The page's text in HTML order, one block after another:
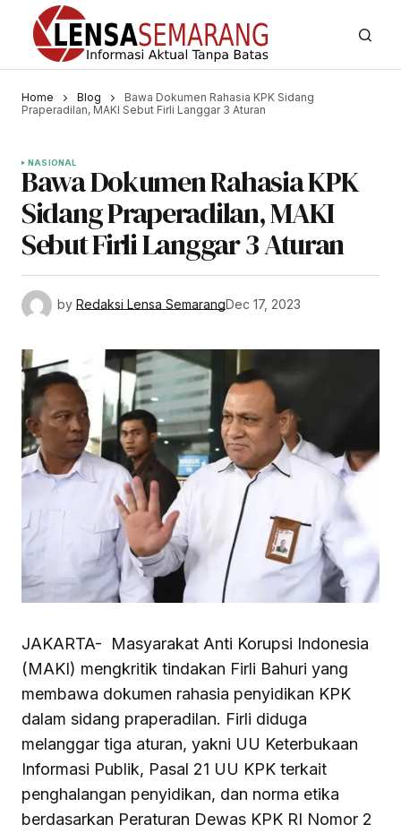
Home Blog
Bawa Dokumen Rahasia KPK Sidang
Praperadilan, MAKI Sebut Firli Langgar 3 Aturan
NASIONAL
Bawa Dokumen Rahasia KPK
Sidang Praperadilan, MAKI
Sebut Firli Langgar 3 Aturan
by Redaksi Lensa SemarangDec 17, 2023
JAKARTA- Masyarakat Anti Korupsi Indonesia
(MAKI) mengkritik tindakan Firli Bahuri yang
membawa dokumen rahasia penyidikan KPK
dalam sidang praperadilan. Firli diduga
melanggar tiga aturan, yakni UU Keterbukaan
Informasi Publik, Pasal 21 UU KPK terkait
penghalangan penyidikan, dan norma etika
berdasarkan Peraturan Dewas KPK RI Nomor 2